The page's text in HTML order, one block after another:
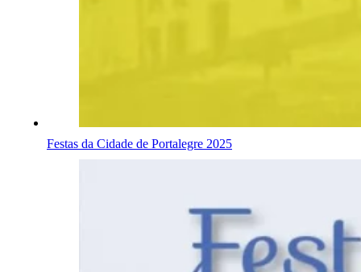
Festas da Cidade de Portalegre 2025